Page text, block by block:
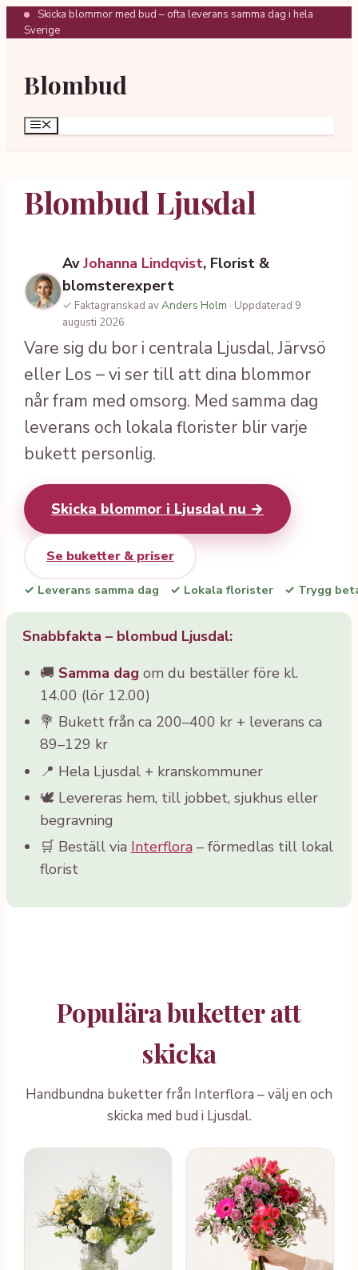
Hoppa
till
Skicka blommor med bud – ofta leverans samma dag i hela
Sverige
Blombud
Meny
Blombud Ljusdal
AvJohanna Lindqvist, Florist &
blomsterexpert
✓ Faktagranskad avAnders Holm · Uppdaterad 9
augusti 2026
Vare sig du bor i centrala Ljusdal, Järvsö
eller Los – vi ser till att dina blommor
når fram med omsorg. Med samma dag
leverans och lokala florister blir varje
bukett personlig.
Skicka blommor i Ljusdal nu →
Se buketter & priser
✓ Leverans samma dag ✓ Lokala florister ✓ Trygg
Snabbfakta – blombud Ljusdal:
🚚 Samma dag om du beställer före kl.
14.00 (lör 12.00)
💐 Bukett från ca 200–400 kr + leverans ca
89–129 kr
📍 Hela Ljusdal + kranskommuner
🕊️ Levereras hem, till jobbet, sjukhus eller
begravning
🛒 Beställ via Interflora– förmedlas till lokal
florist
Populära buketter att
skicka
Handbundna buketter från Interflora – välj en och
skicka med bud i Ljusdal.